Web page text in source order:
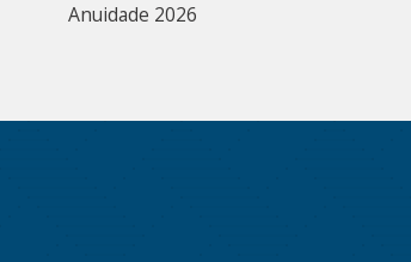
Anuidade 2026